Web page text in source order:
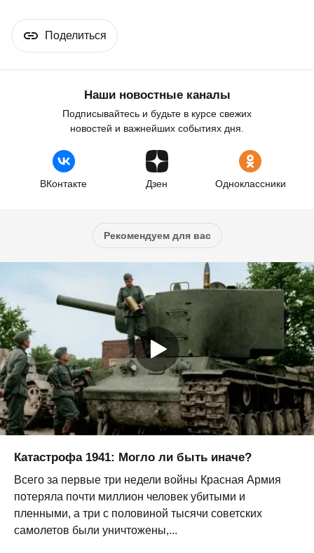
Поделиться
Наши новостные каналы
Подписывайтесь и будьте в курсе свежих
новостей и важнейших событиях дня.
ВКонтакте Дзен Одноклассники
Рекомендуем для вас
Катастрофа 1941: Могло ли быть иначе?
Всего за первые три недели войны Красная Армия
потеряла почти миллион человек убитыми и
пленными, а три с половиной тысячи советских
самолетов были уничтожены,...